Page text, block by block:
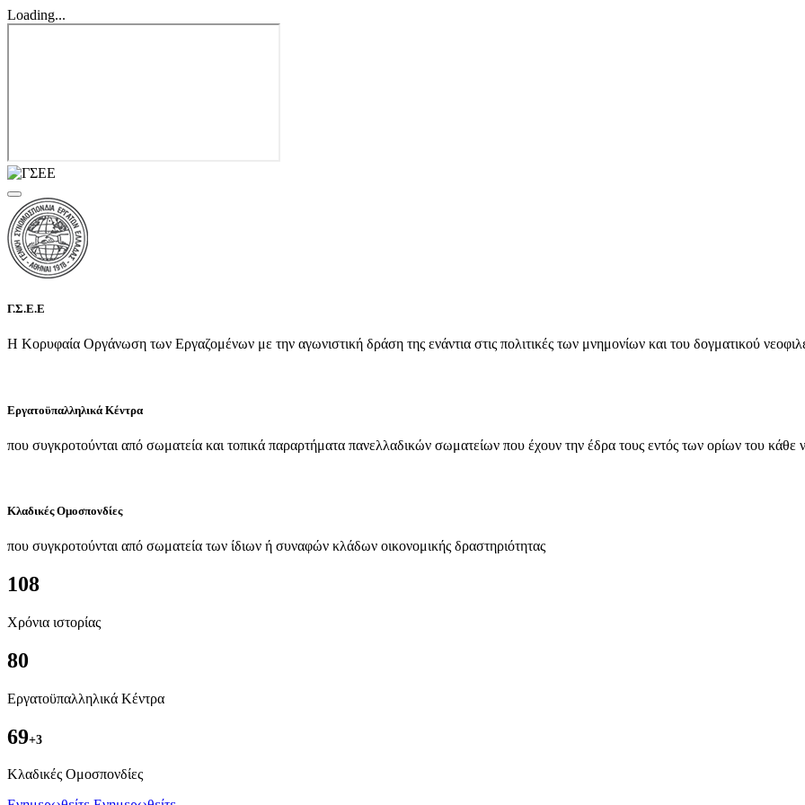
Loading...
Γ.Σ.Ε.Ε
Η Κορυφαία Οργάνωση των Εργαζομένων με την αγωνιστική δράση της ενάντια στις πολιτικές των μνημονίων και του δογματικού
Εργατοϋπαλληλικά Κέντρα
που συγκροτούνται από σωματεία και τοπικά παραρτήματα πανελλαδικών σωματείων που έχουν την έδρα τους εντός των ορίων του κάθε
Κλαδικές Ομοσπονδίες
που συγκροτούνται από σωματεία των ίδιων ή συναφών κλάδων οικονομικής δραστηριότητας
108
Χρόνια ιστορίας
80
Εργατοϋπαλληλικά Κέντρα
69+3
Kλαδικές Ομοσπονδίες